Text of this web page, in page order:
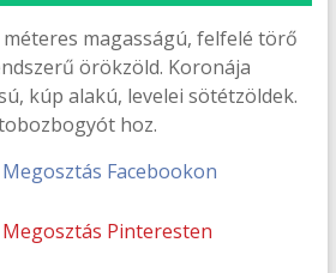
méteres magasságú, felfelé törő
örökzöld. Koronája
kúp alakú, levelei sötétzöldek.
hoz.
Megosztás Facebookon
Megosztás Pinteresten